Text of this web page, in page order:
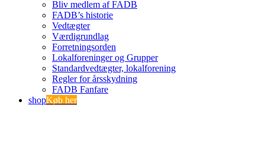
Bliv medlem af FADB
FADB’s historie
Vedtægter
Værdigrundlag
Forretningsorden
Lokalforeninger og Grupper
Standardvedtægter, lokalforening
Regler for årsskydning
FADB Fanfare
shopKøb her